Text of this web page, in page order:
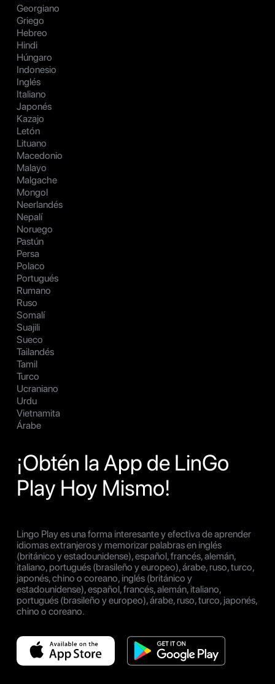
Georgiano
Griego
Hebreo
Hindi
Húngaro
Indonesio
Inglés
Italiano
Japonés
Kazajo
Letón
Lituano
Macedonio
Malayo
Malgache
Mongol
Neerlandés
Nepalí
Noruego
Pastún
Persa
Polaco
Portugués
Rumano
Ruso
Somalí
Suajili
Sueco
Tailandés
Tamil
Turco
Ucraniano
Urdu
Vietnamita
Árabe
¡Obtén la App de LinGo
Play Hoy Mismo!
Lingo Play es una forma interesante y efectiva de aprender
idiomas extranjeros y memorizar palabras en inglés
(británico y estadounidense), español, francés, alemán,
italiano, portugués (brasileño y europeo), árabe, ruso, turco,
japonés, chino o coreano, inglés (británico y
estadounidense), español, francés, alemán, italiano,
portugués (brasileño y europeo), árabe, ruso, turco, japonés,
chino o coreano.